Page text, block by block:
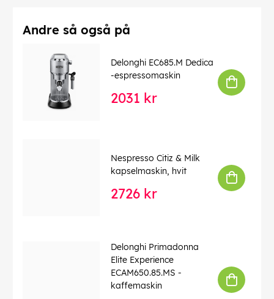
Intuitivt kontrollpanel med tydelige fargeikoner for
oppskrifter
Det har aldri vært enklere å skjenke favorittkaffen din!
Velg mellom de 4 ulike oppskriftsalternativene på det
oversiktlige panelet, og få drikken din levert med et
enkelt tastetrykk.
Enkel rengjøring og vedlikehold
og trenger bare å skylles med vann, anbefalt en gang i
måneden. Dryppbrettet tåler oppvaskmaskin.
Automatisk melkeskummer: Nei, manuell
Andre så også på
Delonghi EC685.M Dedica
-espressomaskin
2031 kr
Nespresso Citiz & Milk
kapselmaskin, hvit
2726 kr
Delonghi Primadonna
Elite Experience
ECAM650.85.MS -
kaffemaskin